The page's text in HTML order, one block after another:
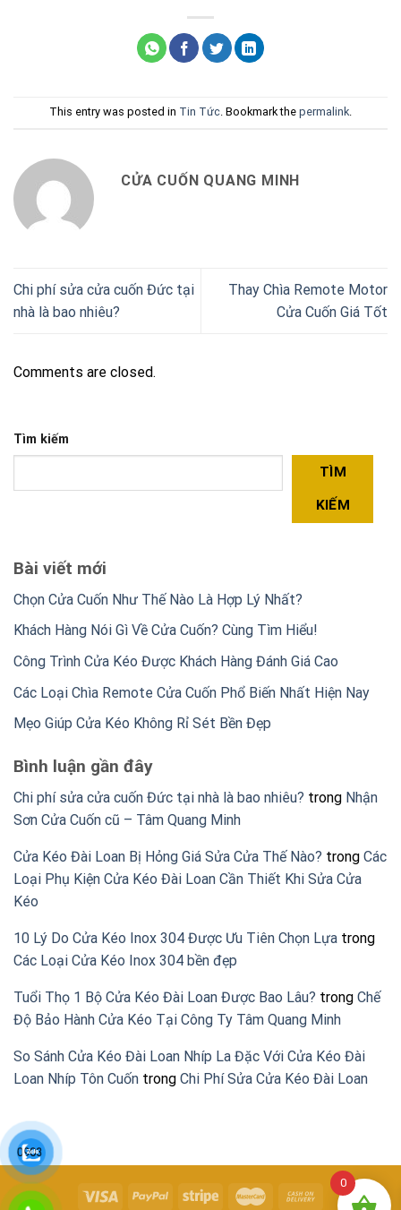
This entry was posted in Tin Tức. Bookmark the permalink.
CỬA CUỐN QUANG MINH
Chi phí sửa cửa cuốn Đức tại
nhà là bao nhiêu?
Thay Chìa Remote Motor
Cửa Cuốn Giá Tốt
Comments are closed.
Tìm kiếm
TÌM
KIẾM
Bài viết mới
Chọn Cửa Cuốn Như Thế Nào Là Hợp Lý Nhất?
Khách Hàng Nói Gì Về Cửa Cuốn? Cùng Tìm Hiểu!
Công Trình Cửa Kéo Được Khách Hàng Đánh Giá Cao
Các Loại Chìa Remote Cửa Cuốn Phổ Biến Nhất Hiện Nay
Mẹo Giúp Cửa Kéo Không Rỉ Sét Bền Đẹp
Bình luận gần đây
Chi phí sửa cửa cuốn Đức tại nhà là bao nhiêu? trong Nhận
Sơn Cửa Cuốn cũ – Tâm Quang Minh
Cửa Kéo Đài Loan Bị Hỏng Giá Sửa Cửa Thế Nào? trong Các
Loại Phụ Kiện Cửa Kéo Đài Loan Cần Thiết Khi Sửa Cửa
Kéo
10 Lý Do Cửa Kéo Inox 304 Được Ưu Tiên Chọn Lựa trong
Các Loại Cửa Kéo Inox 304 bền đẹp
Tuổi Thọ 1 Bộ Cửa Kéo Đài Loan Được Bao Lâu? trong Chế
Độ Bảo Hành Cửa Kéo Tại Công Ty Tâm Quang Minh
So Sánh Cửa Kéo Đài Loan Nhíp La Đặc Với Cửa Kéo Đài
Loan Nhíp Tôn Cuốn trong Chi Phí Sửa Cửa Kéo Đài Loan
0
9
0
3
8
6
8
2
6
0